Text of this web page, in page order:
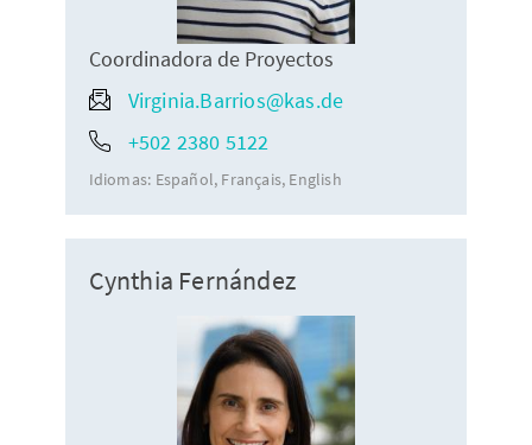
Coordinadora de Proyectos
Virginia.Barrios@kas.de
+502 2380 5122
Idiomas: Español Français English
Cynthia Fernández